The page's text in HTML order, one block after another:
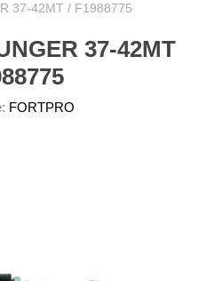
37-42MT / F1988775
37-42MT
FORTPRO